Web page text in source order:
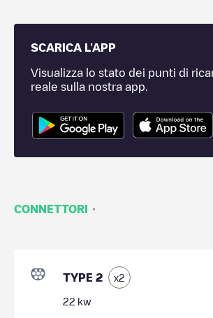
SCARICA L'APP
Visualizza lo stato dei punti di
reale sulla nostra app.
CONNETTORI ·
TYPE 2 x2
22 kw